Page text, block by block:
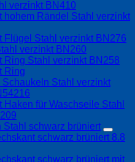
verzinkt BN410
hohem Rändel Stahl verzinkt
Flügel Stahl verzinkt BN276
verzinkt BN260
Ring Stahl verzinkt BN258
Ring
Schaukeln Stahl verzinkt
Haken für Waschseile Stahl
Stahl schwarz brüniert
schwarz brüniert 8.8
schwarz brüniert mit